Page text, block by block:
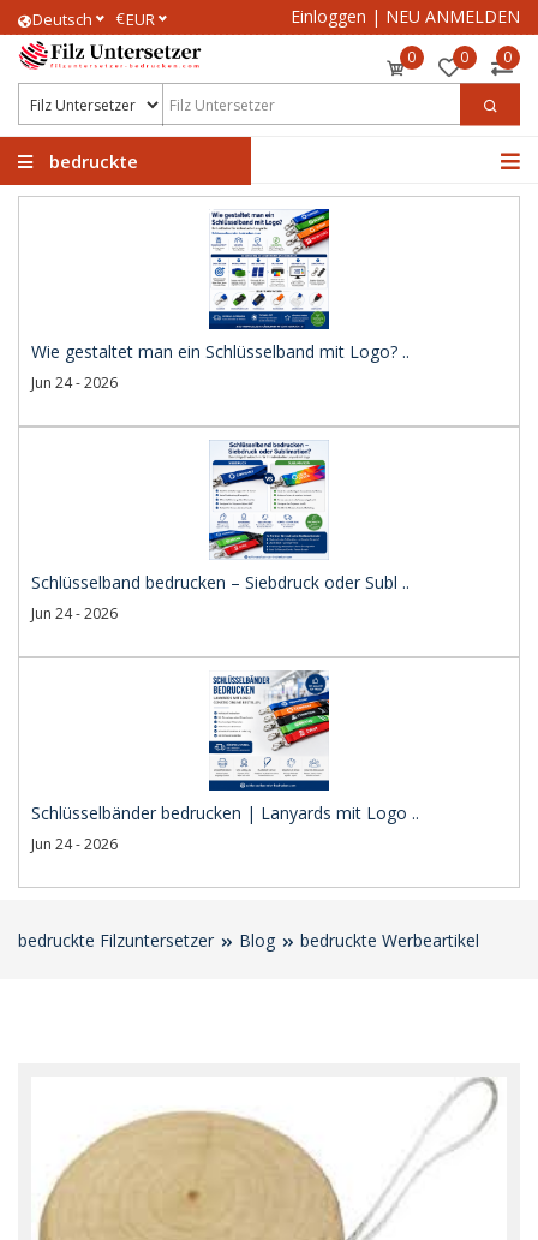
Deutsch €EUR Einloggen | NEU ANMELDEN
0 0 0
bedruckte
Wie gestaltet man ein Schlüsselband mit Logo? ..
Jun 24 - 2026
Schlüsselband bedrucken – Siebdruck oder Subl ..
Jun 24 - 2026
Schlüsselbänder bedrucken | Lanyards mit Logo ..
Jun 24 - 2026
bedruckte Filzuntersetzer Blog bedruckte Werbeartikel